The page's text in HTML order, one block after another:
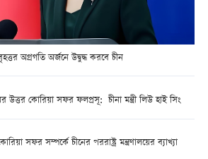
অগ্রগতি অর্জনে উদ্বুদ্ধ করবে চীন
উত্তর কোরিয়া সফর ফলপ্রসূ: চীনা মন্ত্রী লিউ হাই সিং
সফর সম্পর্কে চীনের পররাষ্ট্র মন্ত্রণালয়ের ব্যাখ্যা